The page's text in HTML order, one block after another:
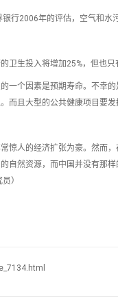
行2006年的评估，空气和水
卫生投入将增加25%，但也只
一个因素是预期寿命。不幸
而且大型的公共健康项目要
惊人的经济扩张为豪。然而
自然资源，而中国并没有那
）